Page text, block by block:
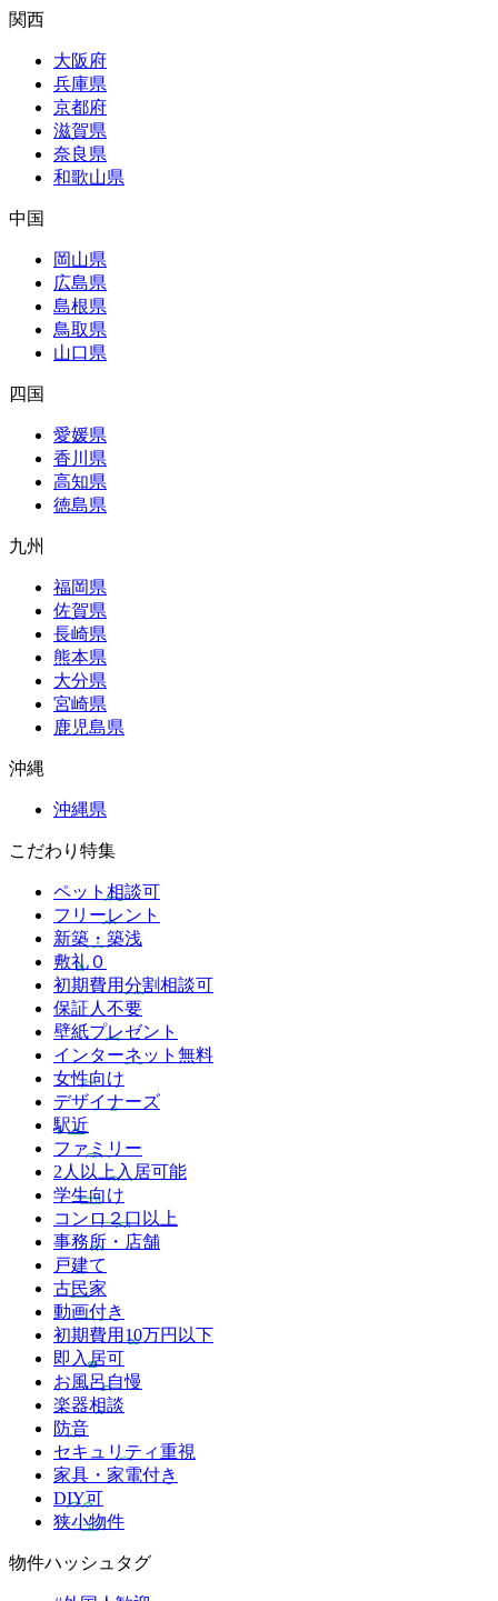
関西
大阪府
兵庫県
京都府
滋賀県
奈良県
和歌山県
中国
岡山県
広島県
島根県
鳥取県
山口県
四国
愛媛県
香川県
高知県
徳島県
九州
福岡県
佐賀県
長崎県
熊本県
大分県
宮崎県
鹿児島県
沖縄
沖縄県
こだわり特集
ペット相談可
フリーレント
新築・築浅
敷礼０
初期費用分割相談可
保証人不要
壁紙プレゼント
インターネット無料
女性向け
デザイナーズ
駅近
ファミリー
2人以上入居可能
学生向け
コンロ２口以上
事務所・店舗
戸建て
古民家
動画付き
初期費用10万円以下
即入居可
お風呂自慢
楽器相談
防音
セキュリティ重視
家具・家電付き
DIY可
狭小物件
物件ハッシュタグ